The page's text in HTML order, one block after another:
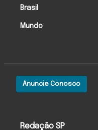
Redação SP
Anuncie Conosco
Brasil
Mundo